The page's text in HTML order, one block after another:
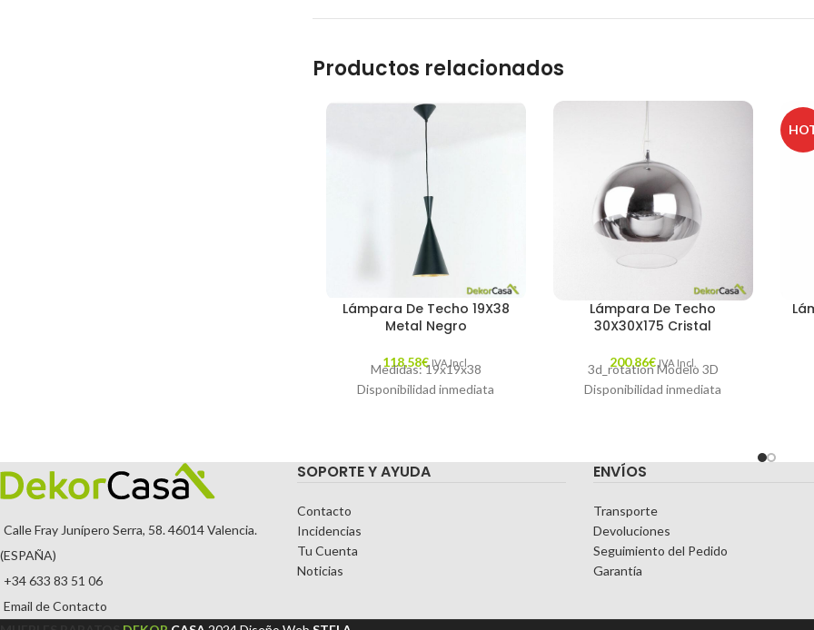
Productos relacionados
Lámpara De Techo 19X38
Metal Negro
118,58€ IVA Incl.
Medidas: 19x19x38
Disponibilidad inmediata
Lámpara De Techo
30X30X175 Cristal
200,86€ IVA Incl.
3d_rotation Modelo 3D
Disponibilidad inmediata
Calle Fray Junípero Serra, 58. 46014 Valencia.
(ESPAÑA)
+34 633 83 51 06
Email de Contacto
SOPORTE Y AYUDA
Contacto
Incidencias
Tu Cuenta
Noticias
ENVÍOS
Transporte
Devoluciones
Seguimiento del Pedido
Garantía